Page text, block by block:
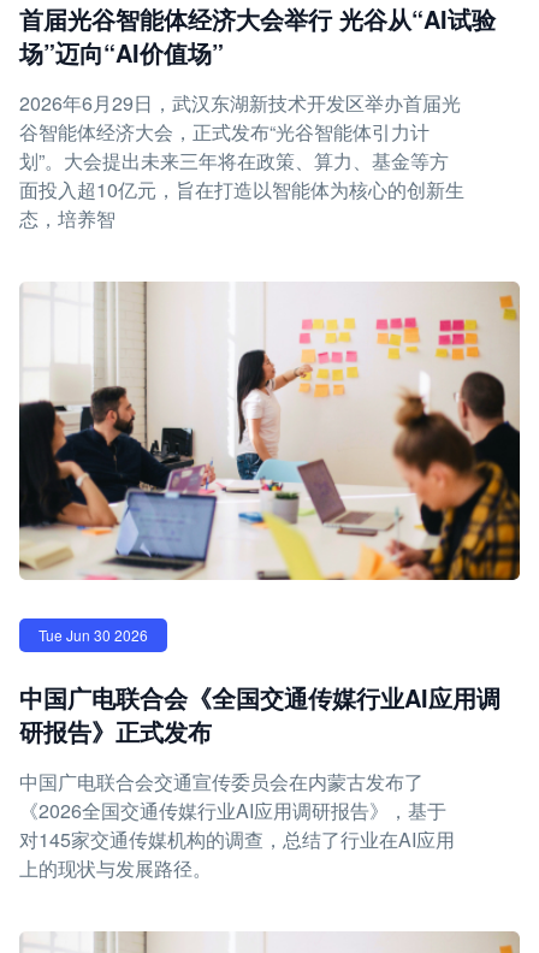
首届光谷智能体经济大会举行 光谷从“AI试验
场”迈向“AI价值场”
2026年6月29日，武汉东湖新技术开发区举办首届光
谷智能体经济大会，正式发布“光谷智能体引力计
划”。大会提出未来三年将在政策、算力、基金等方
面投入超10亿元，旨在打造以智能体为核心的创新生
态，培养智
Tue Jun 30 2026
中国广电联合会《全国交通传媒行业AI应用调
研报告》正式发布
中国广电联合会交通宣传委员会在内蒙古发布了
《2026全国交通传媒行业AI应用调研报告》，基于
对145家交通传媒机构的调查，总结了行业在AI应用
上的现状与发展路径。